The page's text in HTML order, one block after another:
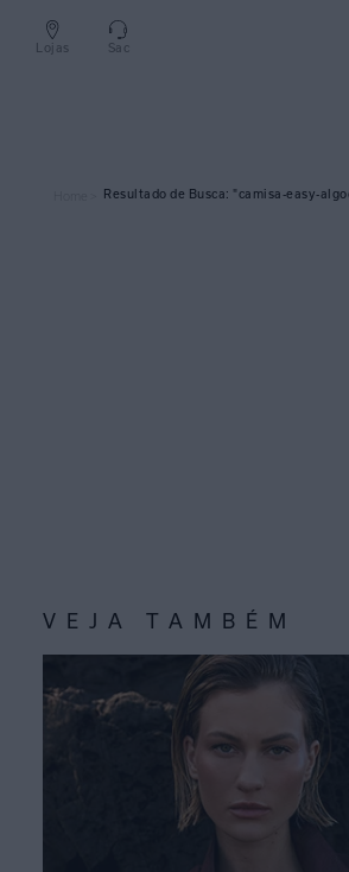
Lojas Sac
camisa-easy-
VEJA TAMBÉM